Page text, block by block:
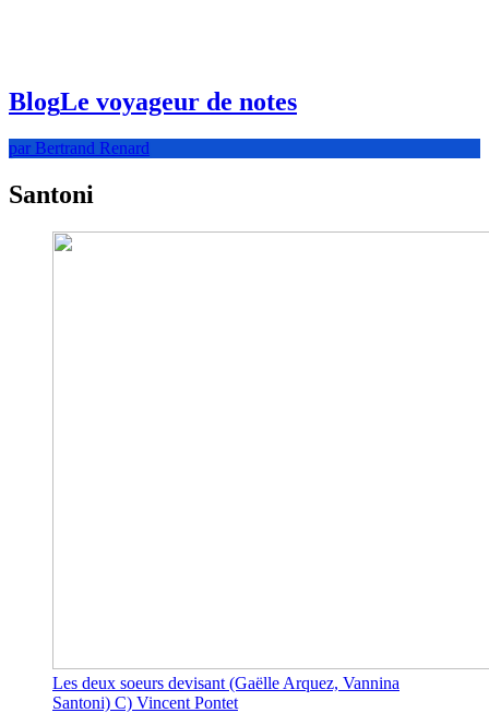
BlogLe voyageur de notes
par Bertrand Renard
Santoni
Les deux soeurs devisant (Gaëlle Arquez, Vannina
Santoni) C) Vincent Pontet